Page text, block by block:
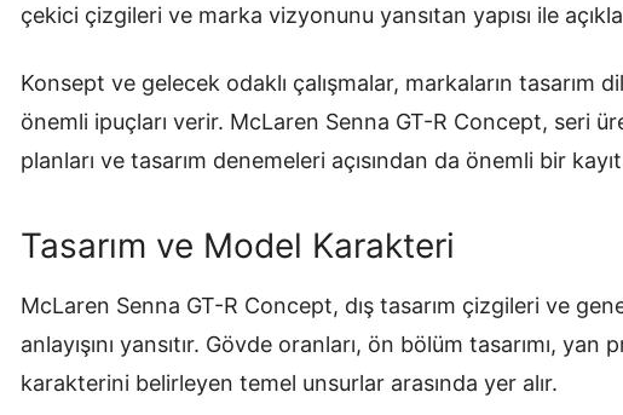
çekici çizgileri ve marka vizyonunu yansıtan yapısı ile
Konsept ve gelecek odaklı çalışmalar, markaların tasarım
önemli ipuçları verir. McLaren Senna GT-R Concept, seri
planları ve tasarım denemeleri açısından da önemli bir
Tasarım ve Model Karakteri
McLaren Senna GT-R Concept, dış tasarım çizgileri ve
anlayışını yansıtır. Gövde oranları, ön bölüm tasarımı,
karakterini belirleyen temel unsurlar arasında yer alır.